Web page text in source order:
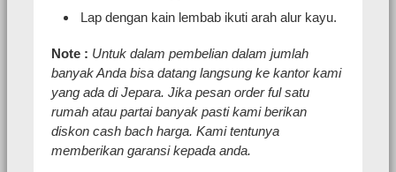
Lap dengan kain lembab ikuti arah alur kayu.
Note : Untuk dalam pembelian dalam jumlah
banyak Anda bisa datang langsung ke kantor kami
yang ada di Jepara. Jika pesan order ful satu
rumah atau partai banyak pasti kami berikan
diskon cash bach harga. Kami tentunya
memberikan garansi kepada anda.